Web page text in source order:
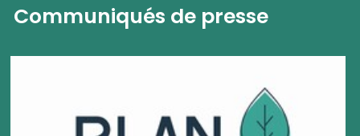
Communiqués de presse